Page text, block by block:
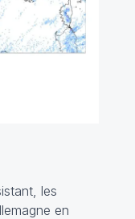
les
en